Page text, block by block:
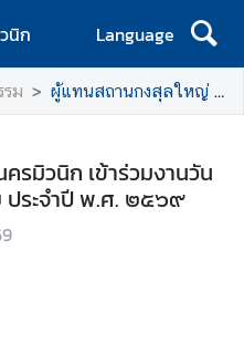
นิก
Language
รม ผู้แทนสถานกงสุลใหญ่ ณ นครมิวนิก เข้าร่วมงานวันสงกรานต์ที่สมาคมรักษ์ไทย ประจำปี พ.ศ. ๒๕๖๙
มิวนิก เข้าร่วมงานวัน
ประจำปี พ.ศ. ๒๕๖๙